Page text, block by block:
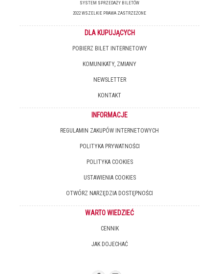
SYSTEM SPRZEDAŻY BILETÓW
2022 WSZELKIE PRAWA ZASTRZEŻONE
DLA KUPUJĄCYCH
POBIERZ BILET INTERNETOWY
KOMUNIKATY, ZMIANY
NEWSLETTER
KONTAKT
INFORMACJE
REGULAMIN ZAKUPÓW INTERNETOWYCH
POLITYKA PRYWATNOŚCI
POLITYKA COOKIES
USTAWIENIA COOKIES
OTWÓRZ NARZĘDZIA DOSTĘPNOŚCI
WARTO WIEDZIEĆ
CENNIK
JAK DOJECHAĆ